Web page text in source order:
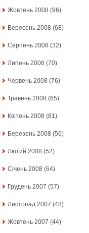
Жовтень 2008 (96)
Вересень 2008 (68)
Серпень 2008 (32)
Липень 2008 (70)
Червень 2008 (76)
Травень 2008 (65)
Квітень 2008 (81)
Березень 2008 (56)
Лютий 2008 (52)
Січень 2008 (64)
Грудень 2007 (57)
Листопад 2007 (48)
Жовтень 2007 (44)